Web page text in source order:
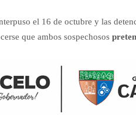
el 16 de octubre y las
que ambos sospechosos